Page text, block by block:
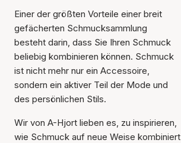
Einer der größten Vorteile einer breit
gefächerten Schmucksammlung
besteht darin, dass Sie Ihren Schmuck
beliebig kombinieren können. Schmuck
ist nicht mehr nur ein Accessoire,
sondern ein aktiver Teil der Mode und
des persönlichen Stils.
Wir von A-Hjort lieben es, zu inspirieren,
wie Schmuck auf neue Weise kombiniert